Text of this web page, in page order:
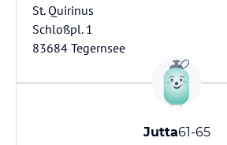
St. Quirinus
Schloßpl. 1
83684 Tegernsee
Jutta61-65